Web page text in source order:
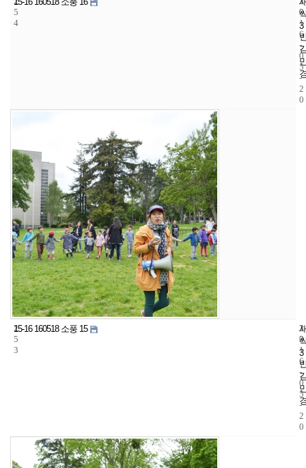
5
4
3
0
0
1
6
-
0
5
-
2
0
2
5
3
15-16 160518 소풍 15
3
3
3
2
0
1
6
-
0
5
-
2
0